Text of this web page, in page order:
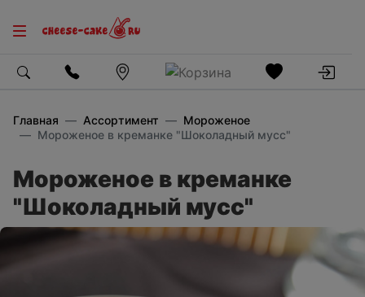
Главная Ассортимент
Мороженое
Мороженое в креманке "Шоколадный мусс"
Мороженое в креманке
"Шоколадный мусс"